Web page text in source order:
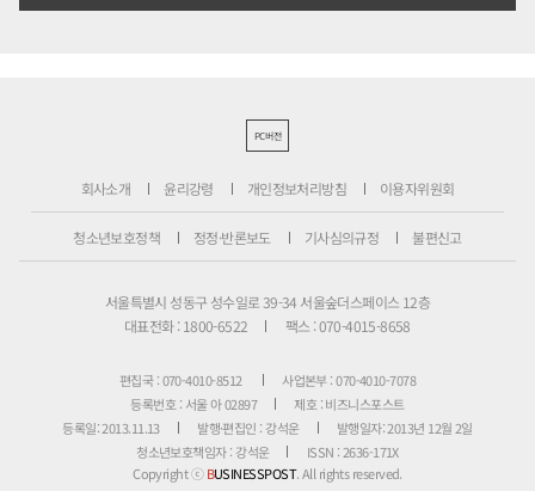
PC버전
회사소개 윤리강령 개인정보처리방침 이용자위원회
청소년보호정책 정정·반론보도 기사심의규정 불편신고
서울특별시 성동구 성수일로 39-34 서울숲더스페이스 12층
대표전화 : 1800-6522
팩스 : 070-4015-8658
편집국 : 070-4010-8512
사업본부 : 070-4010-7078
등록번호 : 서울 아 02897
제호 : 비즈니스포스트
등록일: 2013.11.13
발행·편집인 : 강석운
발행일자: 2013년 12월 2일
청소년보호책임자 : 강석운
ISSN : 2636-171X
Copyright ⓒBUSINESSPOST. All rights reserved.